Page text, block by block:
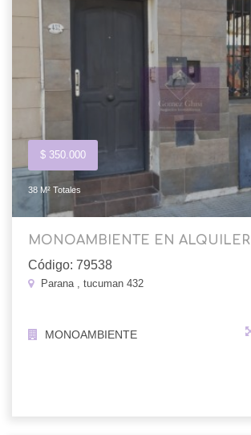
$ 350.000
38 M² Totales
MONOAMBIENTE EN ALQUILER
Código: 79538
Parana , tucuman 432
MONOAMBIENTE